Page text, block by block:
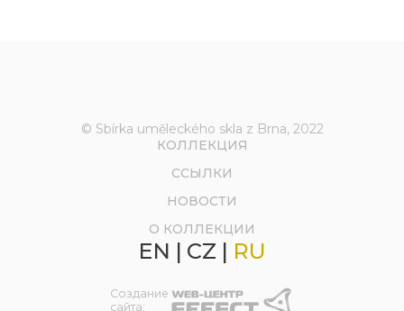
© Sbírka uměleckého skla z Brna, 2022
КОЛЛЕКЦИЯ
ССЫЛКИ
НОВОСТИ
О КОЛЛЕКЦИИ
EN | CZ | RU
Создание
сайта: